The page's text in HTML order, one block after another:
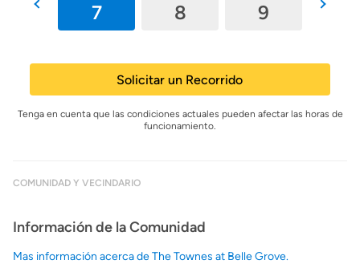
7 8 9
Solicitar un Recorrido
Tenga en cuenta que las condiciones actuales pueden afectar las horas de
funcionamiento.
COMUNIDAD Y VECINDARIO
Información de la Comunidad
Mas información acerca de The Townes at Belle Grove.